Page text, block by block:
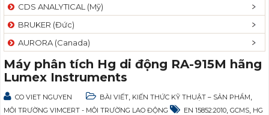
CDS ANALYTICAL (Mỹ)
BRUKER (Đức)
AURORA (Canada)
Máy phân tích Hg di động RA-915M hãng
Lumex Instruments
CO VIET NGUYEN BÀI VIẾT KIẾN THỨC KỸ THUẬT – SẢN PHẨM
MÔI TRƯỜNG VIMCERT - MÔI TRƯỜNG LAO ĐỘNG EN 15852:2010 GCMS HG